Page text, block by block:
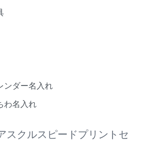
ンダー名入れ
わ名入れ
スクルスピードプリントセ